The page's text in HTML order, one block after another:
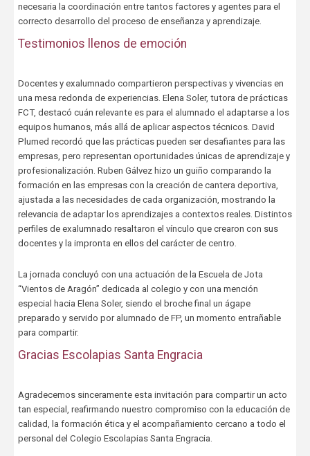
necesaria la coordinación entre tantos factores y agentes para el
correcto desarrollo del proceso de enseñanza y aprendizaje.
Testimonios llenos de emoción
Docentes y exalumnado compartieron perspectivas y vivencias en
una mesa redonda de experiencias. Elena Soler, tutora de prácticas
FCT, destacó cuán relevante es para el alumnado el adaptarse a los
equipos humanos, más allá de aplicar aspectos técnicos. David
Plumed recordó que las prácticas pueden ser desafiantes para las
empresas, pero representan oportunidades únicas de aprendizaje y
profesionalización. Ruben Gálvez hizo un guiño comparando la
formación en las empresas con la creación de cantera deportiva,
ajustada a las necesidades de cada organización, mostrando la
relevancia de adaptar los aprendizajes a contextos reales. Distintos
perfiles de exalumnado resaltaron el vínculo que crearon con sus
docentes y la impronta en ellos del carácter de centro.
La jornada concluyó con una actuación de la Escuela de Jota
“Vientos de Aragón” dedicada al colegio y con una mención
especial hacia Elena Soler, siendo el broche final un ágape
preparado y servido por alumnado de FP, un momento entrañable
para compartir.
Gracias Escolapias Santa Engracia
Agradecemos sinceramente esta invitación para compartir un acto
tan especial, reafirmando nuestro compromiso con la educación de
calidad, la formación ética y el acompañamiento cercano a todo el
personal del Colegio Escolapias Santa Engracia.